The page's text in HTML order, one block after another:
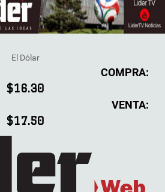
El Dólar
COMPRA:
$16.30
VENTA:
$17.50